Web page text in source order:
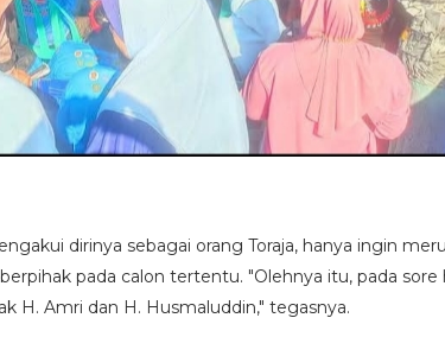
dirinya sebagai orang Toraja, hanya ingin
pada calon tertentu. "Olehnya itu, pada sore
H. Amri dan H. Husmaluddin," tegasnya.